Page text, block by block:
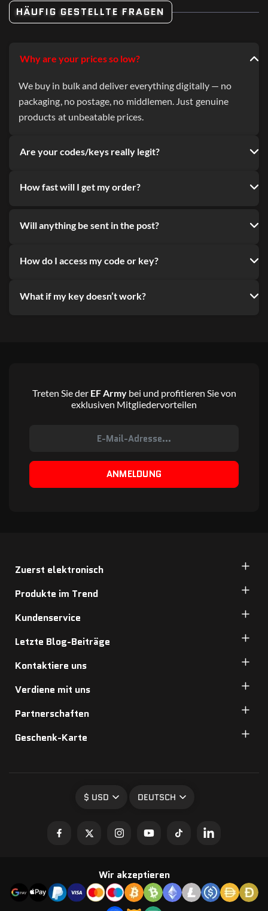
HÄUFIG GESTELLTE FRAGEN
Why are your prices so low?
We buy in bulk and deliver everything digitally — no
packaging, no postage, no middlemen. Just genuine
products at unbeatable prices.
Are your codes/keys really legit?
How fast will I get my order?
Will anything be sent in the post?
How do I access my code or key?
What if my key doesn’t work?
Treten Sie der EF Armybei und profitieren Sie von
exklusiven Mitgliedervorteilen
ANMELDUNG
Zuerst elektronisch
Produkte im Trend
Kundenservice
Letzte Blog-Beiträge
Kontaktiere uns
Verdiene mit uns
Partnerschaften
Geschenk-Karte
$ USD DEUTSCH
Wir akzeptieren